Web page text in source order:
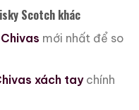
Scotch khác
mới nhất để so
xách taychính